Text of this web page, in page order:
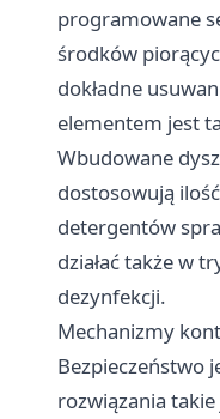
programowane
środków
dokładne
elementem jest
Wbudowane
dostosowują
detergentów
działać także w
dezynfekcji.
Mechanizmy
Bezpieczeństwo
rozwiązania